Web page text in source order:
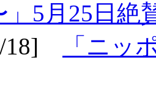
」5月25日絶
18]
「ニッ